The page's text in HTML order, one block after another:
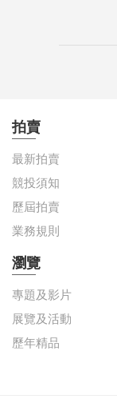
拍賣
最新拍賣
競投須知
歷屆拍賣
業務規則
瀏覽
專題及影片
展覽及活動
歷年精品